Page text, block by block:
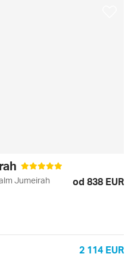
Jumeirah od 838 EUR
2 114 EUR